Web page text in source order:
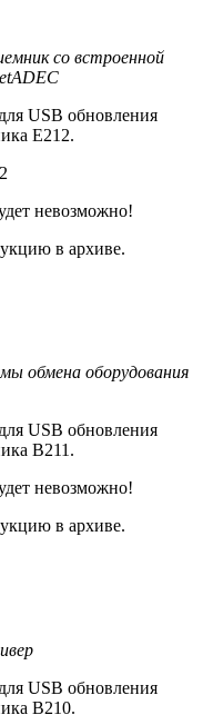
со встроенной
USB обновления
E212.
невозможно!
в архиве.
обмена оборудования
USB обновления
B211.
невозможно!
в архиве.
USB обновления
B210.